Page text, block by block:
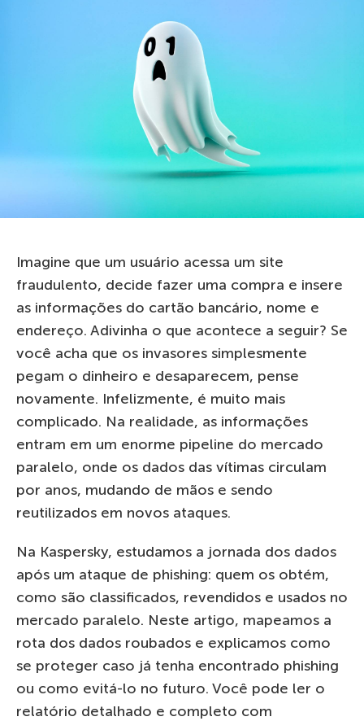
Imagine que um usuário acessa um site
fraudulento, decide fazer uma compra e insere
as informações do cartão bancário, nome e
endereço. Adivinha o que acontece a seguir? Se
você acha que os invasores simplesmente
pegam o dinheiro e desaparecem, pense
novamente. Infelizmente, é muito mais
complicado. Na realidade, as informações
entram em um enorme pipeline do mercado
paralelo, onde os dados das vítimas circulam
por anos, mudando de mãos e sendo
reutilizados em novos ataques.
Na Kaspersky, estudamos a jornada dos dados
após um ataque de phishing: quem os obtém,
como são classificados, revendidos e usados no
mercado paralelo. Neste artigo, mapeamos a
rota dos dados roubados e explicamos como
se proteger caso já tenha encontrado phishing
ou como evitá-lo no futuro. Você pode ler o
relatório detalhado e completo com